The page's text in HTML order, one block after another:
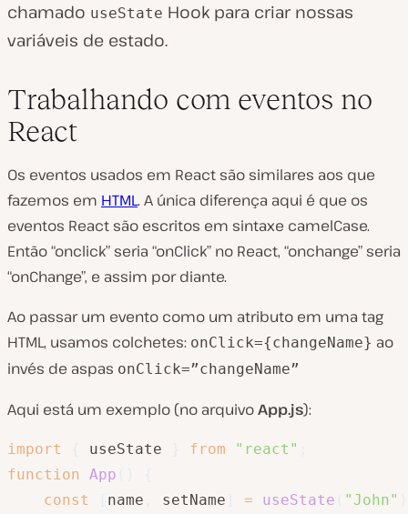
chamado useState Hook para criar nossas
variáveis de estado.
Trabalhando com eventos no
React
Os eventos usados em React são similares aos que
fazemos em HTML. A única diferença aqui é que os
eventos React são escritos em sintaxe camelCase.
Então “onclick” seria “onClick” no React, “onchange” seria
“onChange”, e assim por diante.
Ao passar um evento como um atributo em uma tag
HTML, usamos colchetes: onClick={changeName} ao
invés de aspas onClick=”changeName”
Aqui está um exemplo (no arquivoApp.js):
import useState from "react"
function App
const
name setName = useState "John"